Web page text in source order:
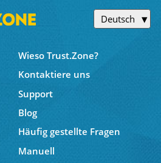
Deutsch
Wieso Trust.Zone?
Kontaktiere uns
Support
Blog
Häufig gestellte Fragen
Manuell